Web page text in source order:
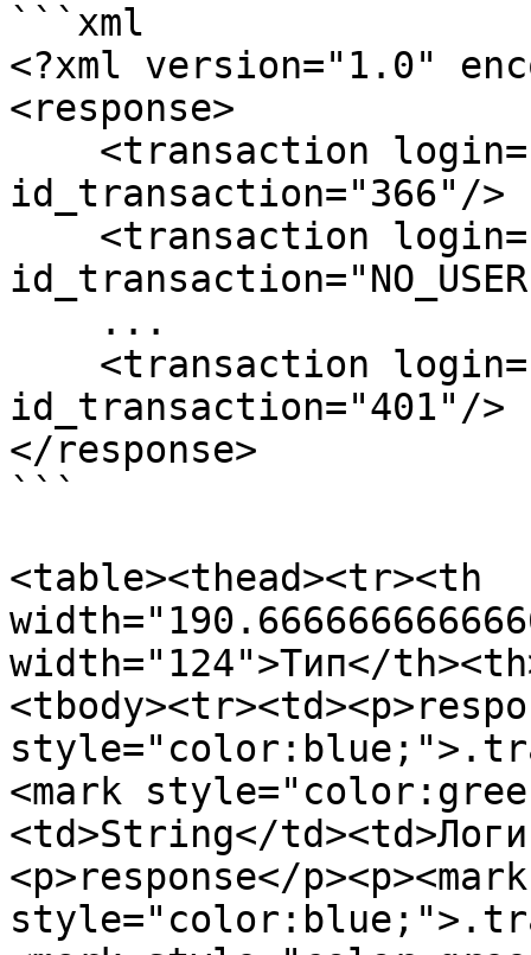
```xml
<?xml version="1.0"
<response>
id_transaction="366"/>
id_transaction="401"/>
</response>
```
<table><thead><tr><th
width="124">Тип</
<mark
<td>String</
<p>response</p><p><mark